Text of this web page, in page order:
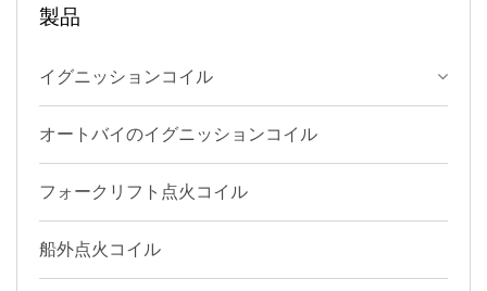
製品
イグニッションコイル
オートバイのイグニッションコイル
フォークリフト点火コイル
船外点火コイル